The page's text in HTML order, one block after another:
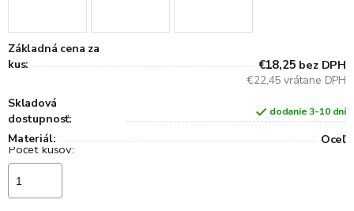
Základná cena za
kus:
€18,25 bez DPH
€22,45 vrátane DPH
Skladová
dostupnosť:
dodanie 3-10 dní
Materiál: Oceľ